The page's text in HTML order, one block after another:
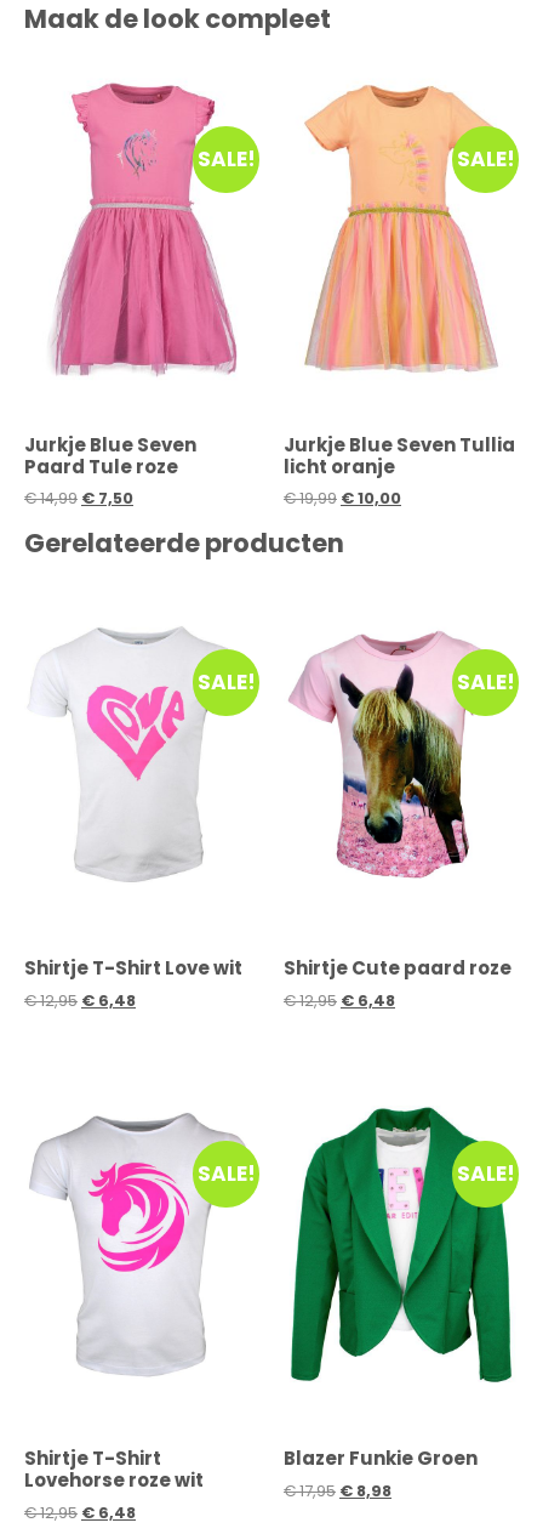
Maak de look compleet
SALE!
Jurkje Blue Seven
Paard Tule roze
€14,99 € 7,50
SALE!
Jurkje Blue Seven Tullia
licht oranje
€19,99 €10,00
Gerelateerde producten
SALE!
Shirtje T-Shirt Love wit
€12,95 € 6,48
SALE!
Shirtje Cute paard roze
€12,95 € 6,48
SALE!
Shirtje T-Shirt
Lovehorse roze wit
€12,95 € 6,48
SALE!
Blazer Funkie Groen
€17,95 € 8,98